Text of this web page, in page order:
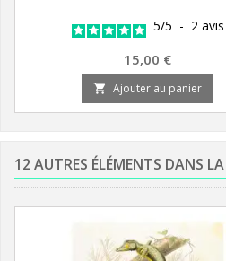
5/5 - 2 avis
Prix
15,00 €
 Ajouter au panier
12 AUTRES ÉLÉMENTS DANS